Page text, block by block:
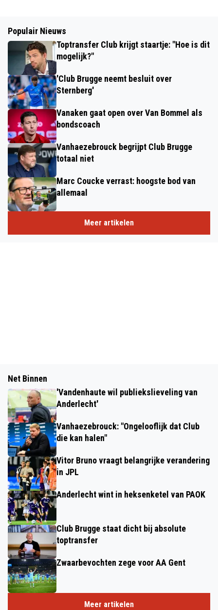
Populair Nieuws
Toptransfer Club krijgt staartje: "Hoe is dit
mogelijk?"
'Club Brugge neemt besluit over
Sternberg'
Vanaken gaat open over Van Bommel als
bondscoach
Vanhaezebrouck begrijpt Club Brugge
totaal niet
Marc Coucke verrast: hoogste bod van
allemaal
Meer artikelen
Net Binnen
'Vandenhaute wil publiekslieveling van
Anderlecht'
Vanhaezebrouck: "Ongelooflijk dat Club
die kan halen"
Vitor Bruno vraagt belangrijke verandering
in JPL
Anderlecht wint in heksenketel van PAOK
Club Brugge staat dicht bij absolute
toptransfer
Zwaarbevochten zege voor AA Gent
Meer artikelen